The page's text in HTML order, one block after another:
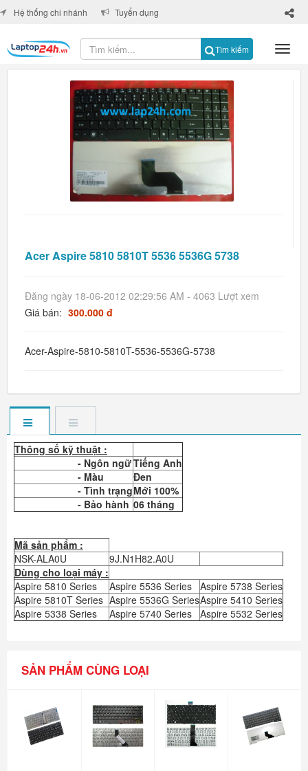
Tìm kiếm
×
Hệ thống chi nhánh Tuyển dụng
Acer Aspire 5810 5810T 5536 5536G 5738
Đăng ngày 18-06-2012 02:29:56 AM - 4063 Lượt xem
Giá bán: 300.000 đ
Acer-Aspire-5810-5810T-5536-5536G-5738
Thông số kỹ thuật :
- Ngôn ngữTiếng Anh
- Màu
Đen
- Tình trạngMới 100%
- Bảo hành 06 tháng
Mã sản phẩm :
NSK-ALA0U
9J.N1H82.A0U
Dùng cho loại máy :
Aspire 5810 Series
Aspire 5536 Series Aspire 5738 Series
Aspire 5810T Series Aspire 5536G SeriesAspire 5410 Series
Aspire 5338 Series
Aspire 5740 Series Aspire 5532 Series
SẢN PHẨM CÙNG LOẠI